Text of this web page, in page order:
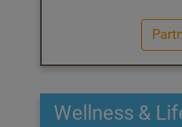
Wellness &